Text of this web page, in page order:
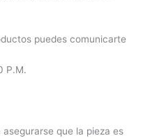
puedes comunicarte
P.M.
que la pieza es